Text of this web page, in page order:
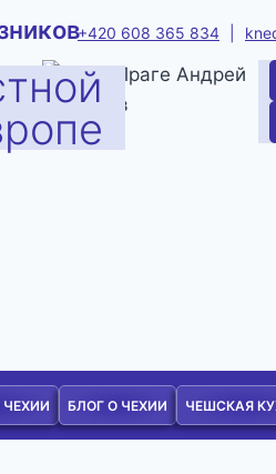
+420 608 365 834
БЛОГ О ЧЕХИИ ЧЕШСКАЯ